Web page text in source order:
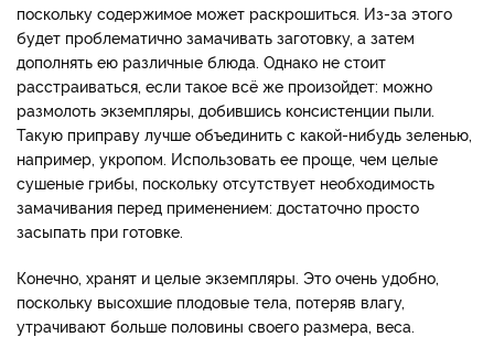
поскольку содержимое может раскрошиться. Из-за этого
будет проблематично замачивать заготовку, а затем
дополнять ею различные блюда. Однако не стоит
расстраиваться, если такое всё же произойдет: можно
размолоть экземпляры, добившись консистенции пыли.
Такую приправу лучше объединить с какой-нибудь зеленью,
например, укропом. Использовать ее проще, чем целые
сушеные грибы, поскольку отсутствует необходимость
замачивания перед применением: достаточно просто
засыпать при готовке.
Конечно, хранят и целые экземпляры. Это очень удобно,
поскольку высохшие плодовые тела, потеряв влагу,
утрачивают больше половины своего размера, веса.